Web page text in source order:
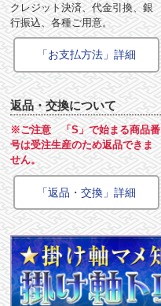
クレジット決済、代金引換、銀
行振込、各種ご用意。
「お支払方法」詳細
返品・交換について
※ご注意 「S」で始まる商品番
号は受注生産のため返品できま
せん。
「返品・交換」詳細